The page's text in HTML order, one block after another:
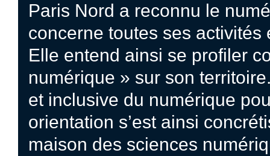
Paris Nord a reconnu le
concerne toutes ses activités
Elle entend ainsi se profiler
numérique » sur son
et inclusive du numérique
orientation s’est ainsi
maison des sciences